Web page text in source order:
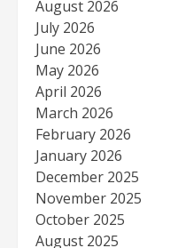
August 2026
July 2026
June 2026
May 2026
April 2026
March 2026
February 2026
January 2026
December 2025
November 2025
October 2025
August 2025